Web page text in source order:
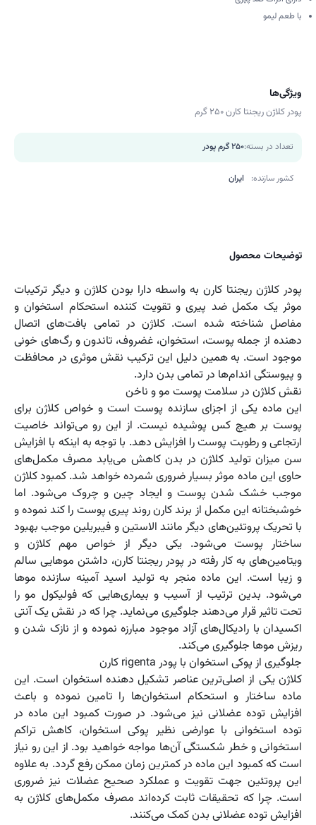
با طعم لیمو
ویژگی‌ها
پودر کلاژن ریجنتا کارن 250 گرم
تعداد در بسته:250 گرم پودر
کشور سازنده: ایران
توضیحات محصول
پودر کلاژن ریجنتا کارن به واسطه دارا بودن کلاژن و دیگر ترکیبات
موثر یک مکمل ضد پیری و تقویت کننده استحکام استخوان و
مفاصل شناخته شده است. کلاژن در تمامی بافت‌های اتصال
دهنده از جمله پوست، استخوان، غضروف، تاندون و رگ‌های خونی
موجود است. به همین دلیل این ترکیب نقش موثری در محافظت
و پیوستگی اندام‌ها در تمامی بدن دارد.
نقش کلاژن در سلامت پوست مو و ناخن
این ماده یکی از اجزای سازنده پوست است و خواص کلاژن برای
پوست بر هیچ کس پوشیده نیست. از این رو می‌تواند خاصیت
ارتجاعی و رطوبت پوست را افزایش دهد. با توجه به اینکه با افزایش
سن میزان تولید کلاژن در بدن کاهش می‎‌یابد مصرف مکمل‌های
حاوی این ماده موثر بسیار ضروری شمرده خواهد شد. کمبود کلاژن
موجب خشک شدن پوست و ایجاد چین و چروک می‌شود. اما
خوشبختانه این مکمل از برند کارن روند پیری پوست را کند نموده و
با تحریک پروتئین‌های دیگر مانند الاستین و فیبریلین موجب بهبود
ساختار پوست می‌شود. یکی دیگر از خواص مهم کلاژن و
ویتامین‌های به کار رفته در پودر ریجنتا کارن، داشتن موهایی سالم
و زیبا است. این ماده منجر به تولید اسید آمینه سازنده موها
می‌شود. بدین ترتیب از آسیب و بیماری‌هایی که فولیکول مو را
تحت تاثیر قرار می‌دهند جلوگیری می‌نماید. چرا که در نقش یک آنتی
اکسیدان با رادیکال‌های آزاد موجود مبارزه نموده و از نازک شدن و
ریزش موها جلوگیری می‌کند.
جلوگیری از پوکی استخوان با پودر rigenta کارن
کلاژن یکی از اصلی‌ترین عناصر تشکیل دهنده استخوان است. این
ماده ساختار و استحکام استخوان‌ها را تامین نموده و باعث
افزایش توده عضلانی نیز می‌شود. در صورت کمبود این ماده در
توده استخوانی با عوارضی نظیر پوکی استخوان، کاهش تراکم
استخوانی و خطر شکستگی آن‌ها مواجه خواهید بود. از این رو نیاز
است که کمبود این ماده در کمترین زمان ممکن رفع گردد. به علاوه
این پروتئین جهت تقویت و عملکرد صحیح عضلات نیز ضروری
است. چرا که تحقیقات ثابت کرده‌اند مصرف مکمل‌های کلاژن به
افزایش توده عضلانی بدن کمک می‌کنند.